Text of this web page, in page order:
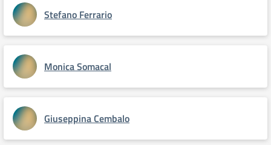
Stefano Ferrario
Monica Somacal
Giuseppina Cembalo